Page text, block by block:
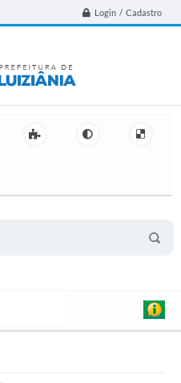
Login / Cadastro